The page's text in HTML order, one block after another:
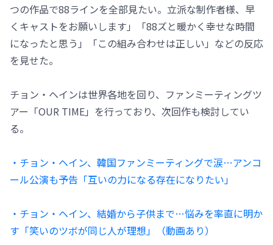
つの作品で88ラインを全部見たい。立派な制作者様、早
くキャストをお願いします」「88ズと暖かく幸せな時間
になったと思う」「この組み合わせは正しい」などの反応
を見せた。
チョン・ヘインは世界各地を回り、ファンミーティングツ
アー「OUR TIME」を行っており、次回作も検討してい
る。
・チョン・ヘイン、韓国ファンミーティングで涙…アンコ
ール公演も予告「互いの力になる存在になりたい」
・チョン・ヘイン、結婚から子供まで…悩みを率直に明か
す「笑いのツボが同じ人が理想」（動画あり）